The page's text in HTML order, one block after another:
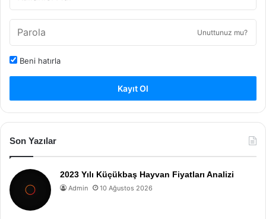
Unuttunuz mu?
Beni hatırla
Kayıt Ol
Son Yazılar
2023 Yılı Küçükbaş Hayvan Fiyatları Analizi
Admin 10 Ağustos 2026